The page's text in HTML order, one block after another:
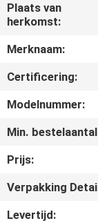
NEEM
CONTACT
MET
ONS
OP
Plaats van
herkomst:
Merknaam:
Certificering:
Modelnummer:
Min.
Prijs:
Verpakking
Levertijd: